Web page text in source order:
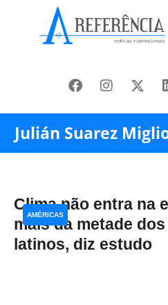
Julián Suarez
Clima não entra na
mais da metade
latinos, diz estudo
AMÉRICAS